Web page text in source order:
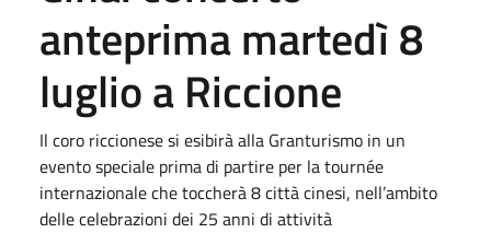
anteprima martedì 8
luglio a Riccione
Il coro riccionese si esibirà alla Granturismo in un
evento speciale prima di partire per la tournée
internazionale che toccherà 8 città cinesi, nell’ambito
delle celebrazioni dei 25 anni di attività